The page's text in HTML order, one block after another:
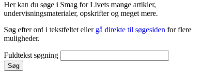
Her kan du søge i Smag for Livets mange artikler,
undervisningsmaterialer, opskrifter og meget mere.
Søg efter ord i tekstfeltet eller gå direkte til søgesiden for flere
muligheder.
Fuldtekst søgning